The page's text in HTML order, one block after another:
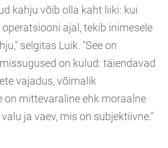
kahju võib olla kaht liiki: kui
ajal, tekib inimesele
selgitas Luik. "See on
on kulud: täiendavad
vajadus, võimalik
on mittevaraline ehk moraalne
ja vaev, mis on subjektiivne."